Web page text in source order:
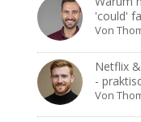
'could'
Von
Netflix
-
Von